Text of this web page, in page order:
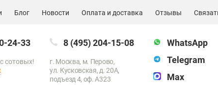
Блог Новости Оплата и доставка Отзывы
24-33
сотовых!
8 (495) 204-15-08
г. Москва, м. Перово,
ул. Кусковская, д. 20А,
подъезд 4, оф. A323
WhatsApp
Telegram
Max